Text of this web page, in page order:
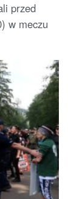
przed
w meczu